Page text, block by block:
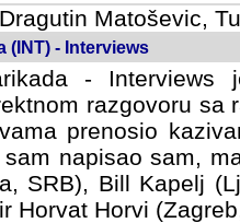
Matoševic,
(INT) - Interviews
-
razgovoru sa
prenosio
sam napisao sam,
SRB), Bill Kapelj
Horvat Horvi